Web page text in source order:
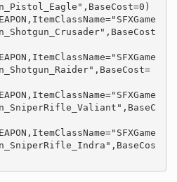
, BaseCost=0 )
, ItemClassName="SFXGame
, BaseCost
, ItemClassName="SFXGame
, BaseCost=
, ItemClassName="SFXGame
, BaseC
, ItemClassName="SFXGame
, BaseCos